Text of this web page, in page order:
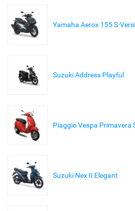
Yamaha Aerox 155 S-
Suzuki Address Playful
Piaggio Vespa Primavera
Suzuki Nex II Elegant